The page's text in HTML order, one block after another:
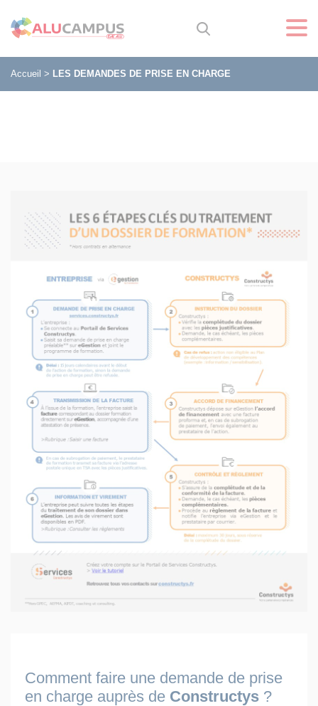
Accueil > LES DEMANDES DE PRISE EN CHARGE
Comment faire une demande de prise
en charge auprès de Constructys ?